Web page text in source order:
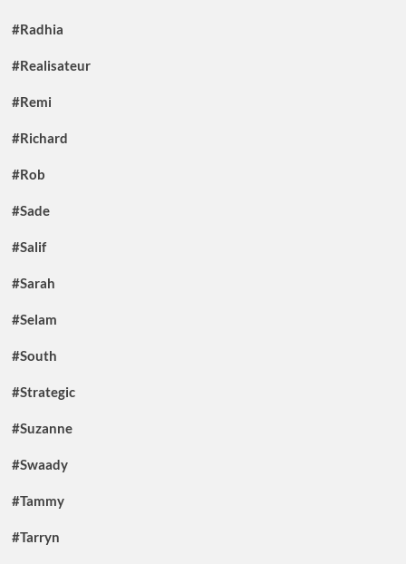
#Radhia
#Realisateur
#Remi
#Richard
#Rob
#Sade
#Salif
#Sarah
#Selam
#South
#Strategic
#Suzanne
#Swaady
#Tammy
#Tarryn